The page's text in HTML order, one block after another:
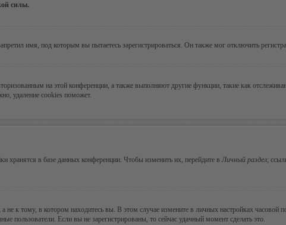
силы.
имя, под которым вы пытаетесь зарегистрироваться. Он также мог отключить
на этой конференции, а также выполняют другие функции, такие как
удаление cookies поможет.
хранятся в базе данных конференции. Чтобы изменить их, перейдите в Личный раздел;
к тому, в котором находитесь вы. В этом случае измените в личных настройках часовой
пользователи. Если вы не зарегистрированы, то сейчас удачный момент сделать это.